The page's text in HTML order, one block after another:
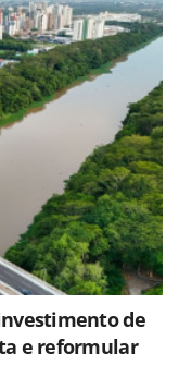
de
e reformular